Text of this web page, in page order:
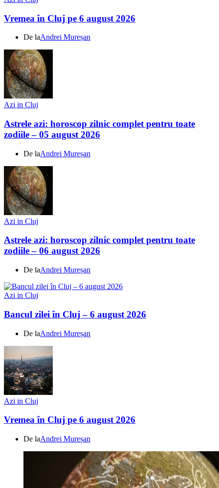
Vremea în Cluj pe 6 august 2026
De laAndrei Mureșan
Azi in Cluj
Astrele azi: horoscop zilnic complet pentru toate
zodiile – 05 august 2026
De laAndrei Mureșan
Azi in Cluj
Astrele azi: horoscop zilnic complet pentru toate
zodiile – 06 august 2026
De laAndrei Mureșan
Azi in Cluj
Bancul zilei în Cluj – 6 august 2026
De laAndrei Mureșan
Azi in Cluj
Vremea în Cluj pe 6 august 2026
De laAndrei Mureșan